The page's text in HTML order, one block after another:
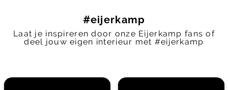
#eijerkamp
Laat je inspireren door onze Eijerkamp fans of
deel jouw eigen interieur met #eijerkamp